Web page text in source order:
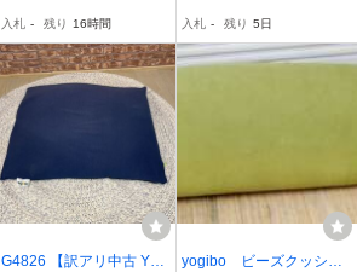
入札 - 残り 16時間
本製ギア 一人掛け 腰痛対
策 回転座椅子
入札 - 残り 5日
G4826 【訳アリ中古 Yogi
yogibo ビーズクッショ